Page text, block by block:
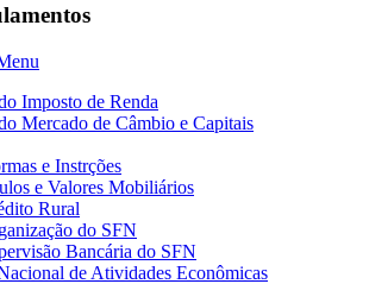
Imposto de Renda
Mercado de Câmbio e Capitais
e Instrções
e Valores Mobiliários
Rural
do SFN
Bancária do SFN
de Atividades Econômicas